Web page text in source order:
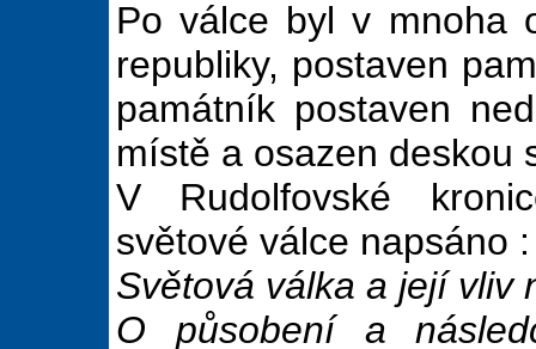
Po válce byl v mnoha
republiky, postaven
památník postaven
místě a osazen deskou
V Rudolfovské
světové válce napsáno :
Světová válka a její vliv
O působení a